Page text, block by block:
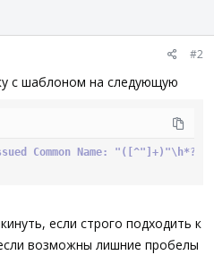
#2
с шаблоном на следующую
Common Name:
если строго подходить к
возможны лишние пробелы